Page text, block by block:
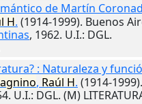
de Martín
H. (1914-1999). Buenos
, 1962. U.I.: DGL.
: Naturaleza y
, Raúl H. (1914-1999).
. U.I.: DGL. (M)